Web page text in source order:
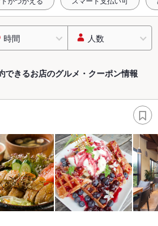
時間 人数
できるお店のグルメ・クーポン情報